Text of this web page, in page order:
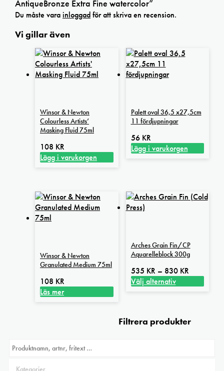
AntiqueBronze Extra Fine watercolor”
Du måste varainloggadför att skriva en recension.
Vi gillar även
Winsor & Newton
Colourless Artists’
Masking Fluid 75ml
108 KR
Lägg i varukorgen
Palett oval 36,5 x27,5cm
11 fördjupningar
56 KR
Lägg i varukorgen
Winsor & Newton
Granulated Medium 75ml
108 KR
Läs mer
Arches Grain Fin/CP
Aquarelleblock 300g
535 KR – 830 KR
535 kr
Välj alternativ
har
Filtrera produkter